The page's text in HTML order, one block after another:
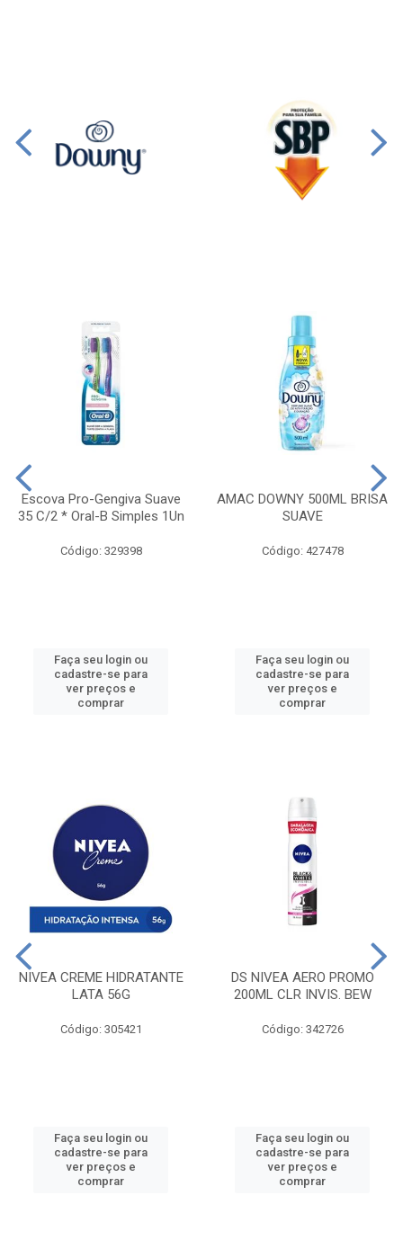
Escova Pro-Gengiva Suave
35 C/2 * Oral-B Simples 1Un
Código: 329398
Faça seu login ou
cadastre-se para
ver preços e
comprar
AMAC DOWNY 500ML BRISA
SUAVE
Código: 427478
Faça seu login ou
cadastre-se para
ver preços e
comprar
NIVEA CREME HIDRATANTE
LATA 56G
Código: 305421
Faça seu login ou
cadastre-se para
ver preços e
comprar
DS NIVEA AERO PROMO
200ML CLR INVIS. BEW
Código: 342726
Faça seu login ou
cadastre-se para
ver preços e
comprar